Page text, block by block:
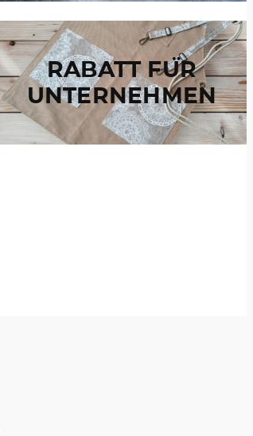
RABATT FÜR
UNTERNEHMEN